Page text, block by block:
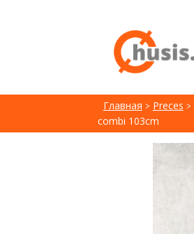
Главная Preces
combi 103cm